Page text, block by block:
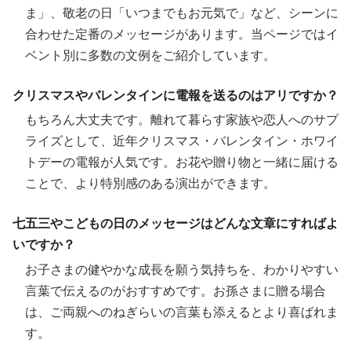
ま」、敬老の日「いつまでもお元気で」など、シーンに
合わせた定番のメッセージがあります。当ページではイ
ベント別に多数の文例をご紹介しています。
クリスマスやバレンタインに電報を送るのはアリですか？
もちろん大丈夫です。離れて暮らす家族や恋人へのサプ
ライズとして、近年クリスマス・バレンタイン・ホワイ
トデーの電報が人気です。お花や贈り物と一緒に届ける
ことで、より特別感のある演出ができます。
七五三やこどもの日のメッセージはどんな文章にすればよ
いですか？
お子さまの健やかな成長を願う気持ちを、わかりやすい
言葉で伝えるのがおすすめです。お孫さまに贈る場合
は、ご両親へのねぎらいの言葉も添えるとより喜ばれま
す。